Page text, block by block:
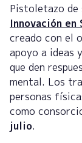
Pistoletazo de
Innovación en
creado con el
apoyo a ideas
que den
mental. Los
personas
como
julio.